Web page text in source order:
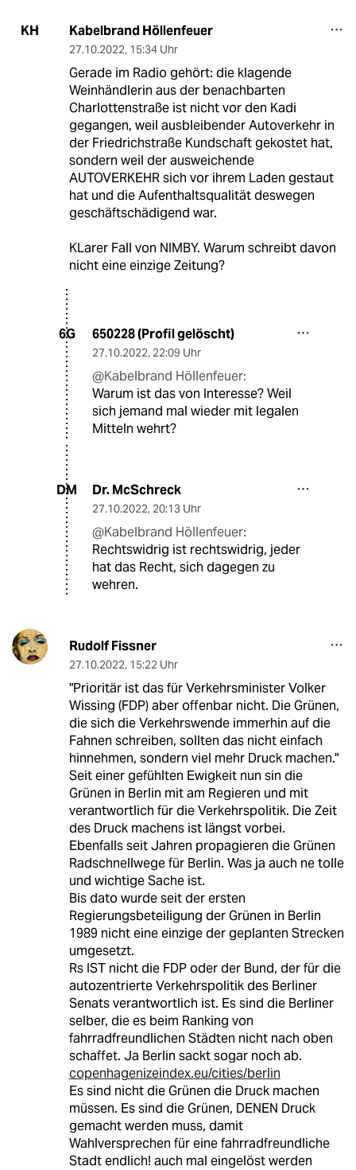
KH Kabelbrand Höllenfeuer
27.10.2022, 15:34 Uhr
Gerade im Radio gehört: die klagende
Weinhändlerin aus der benachbarten
Charlottenstraße ist nicht vor den Kadi
gegangen, weil ausbleibender Autoverkehr in
der Friedrichstraße Kundschaft gekostet hat,
sondern weil der ausweichende
AUTOVERKEHR sich vor ihrem Laden gestaut
hat und die Aufenthaltsqualität deswegen
geschäftschädigend war.
KLarer Fall von NIMBY. Warum schreibt davon
nicht eine einzige Zeitung?
6G 650228 (Profil gelöscht)
27.10.2022, 22:09 Uhr
@Kabelbrand Höllenfeuer:
Warum ist das von Interesse? Weil
sich jemand mal wieder mit legalen
Mitteln wehrt?
DM Dr. McSchreck
27.10.2022, 20:13 Uhr
@Kabelbrand Höllenfeuer:
Rechtswidrig ist rechtswidrig, jeder
hat das Recht, sich dagegen zu
wehren.
Rudolf Fissner
27.10.2022, 15:22 Uhr
"Prioritär ist das für Verkehrsminister Volker
Wissing (FDP) aber offenbar nicht. Die Grünen,
die sich die Verkehrswende immerhin auf die
Fahnen schreiben, sollten das nicht einfach
hinnehmen, sondern viel mehr Druck machen."
Seit einer gefühlten Ewigkeit nun sin die
Grünen in Berlin mit am Regieren und mit
verantwortlich für die Verkehrspolitik. Die Zeit
des Druck machens ist längst vorbei.
Ebenfalls seit Jahren propagieren die Grünen
Radschnellwege für Berlin. Was ja auch ne tolle
und wichtige Sache ist.
Bis dato wurde seit der ersten
Regierungsbeteiligung der Grünen in Berlin
1989 nicht eine einzige der geplanten Strecken
umgesetzt.
Rs IST nicht die FDP oder der Bund, der für die
autozentrierte Verkehrspolitik des Berliner
Senats verantwortlich ist. Es sind die Berliner
selber, die es beim Ranking von
fahrradfreundlichen Städten nicht nach oben
schaffet. Ja Berlin sackt sogar noch ab.
copenhagenizeindex.eu/cities/berlin
Es sind nicht die Grünen die Druck machen
müssen. Es sind die Grünen, DENEN Druck
gemacht werden muss, damit
Wahlversprechen für eine fahrradfreundliche
Stadt endlich! auch mal eingelöst werden